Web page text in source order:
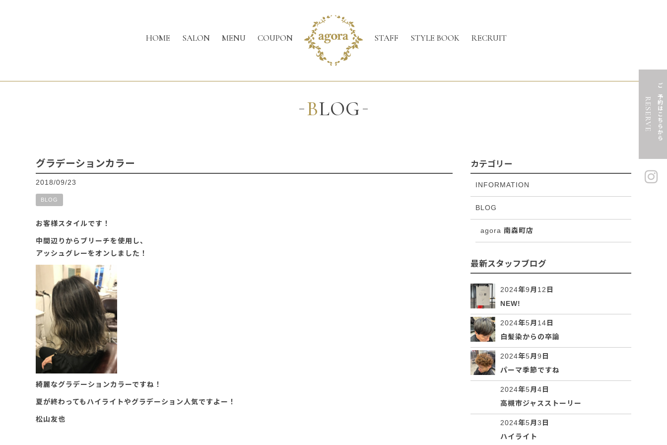
HOME SALON MENU COUPON STAFF STYLE BOOK RECRUIT
ご予約はこちらから
RESERVE
BLOG
グラデーションカラー
2018/09/23
BLOG
お客様スタイルです！
中間辺りからブリーチを使用し、
アッシュグレーをオンしました！
綺麗なグラデーションカラーですね！
夏が終わってもハイライトやグラデーション人気ですよー！
松山友也
カテゴリー
INFORMATION
BLOG
agora 南森町店
最新スタッフブログ
2024年9月12日
NEW!
2024年5月14日
白髪染からの卒論
2024年5月9日
パーマ季節ですね
2024年5月4日
高槻市ジャスストーリー
2024年5月3日
ハイライト